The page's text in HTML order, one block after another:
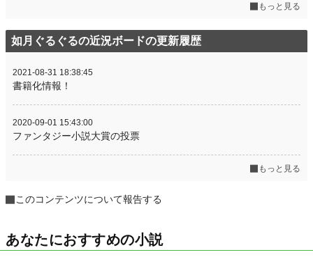
もっと見る
如月ぐるぐるの近況ボードの更新履歴
2021-08-31 18:38:45
書籍化情報！
2020-09-01 15:43:00
ファンタジー小説大賞の投票
もっと見る
このコンテンツについて報告する
あなたにおすすめの小説